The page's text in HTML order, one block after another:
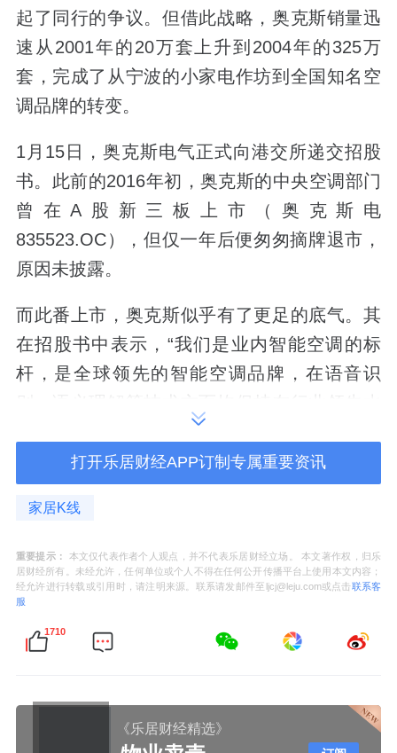
起了同行的争议。但借此战略，奥克斯销量迅
速从2001年的20万套上升到2004年的325万
套，完成了从宁波的小家电作坊到全国知名空
调品牌的转变。
1月15日，奥克斯电气正式向港交所递交招股
书。此前的2016年初，奥克斯的中央空调部门
曾在A股新三板上市（奥克斯电
835523.OC），但仅一年后便匆匆摘牌退市，
原因未披露。
而此番上市，奥克斯似乎有了更足的底气。其
在招股书中表示，“我们是业内智能空调的标
杆，是全球领先的智能空调品牌，在语音识
平。根据弗若斯特沙利文的资料，按2023年智
能语音空调销量计，我们排名全球第一。”
另据招股书披露，本次冲刺IPO前，奥克斯电
奥克斯控股，控制约96.36%投票权，为该公司
的控股股东，担任奥克斯电气的董事长。
具体来看，截止递表，奥克斯的控股股东为奥
郑坚江通过持股85%控制。与申报新三板时相
比，郑坚江在奥克斯的控股比例升高，而他妻
打开乐居财经APP订制专属重要资讯
家居K线
重要提示：
本文仅代表作者个人观点，并不代表乐居财经立场。 本文著作权，归乐
居财经所有。未经允许，任何单位或个人不得在任何公开传播平台上使用本文内容；
经允许进行转载或引用时，请注明来源。联系请发邮件至ljcj@leju.com或点击联系客
服
1710
《乐居财经精选》